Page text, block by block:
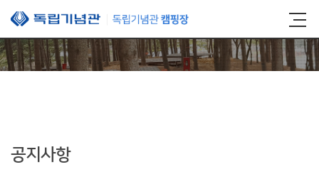
본문 바로가기
공지사항